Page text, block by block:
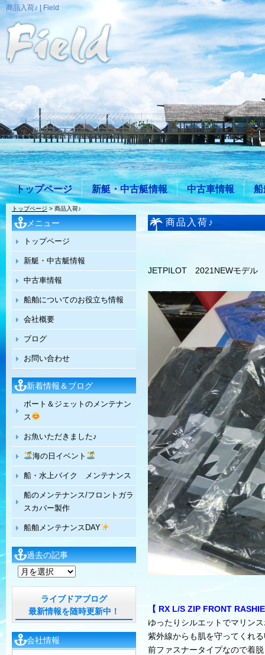
商品入荷♪ | Field
トップページ 新艇・中古艇情報 中古車情報 船
トップページ > 商品入荷♪
商品入荷♪
JETPILOT 2021NEWモデル
【 RX L/S ZIP FRONT
ゆったりシルエットでマリン
紫外線からも肌を守ってくれ
前ファスナータイプなので着
メニュー
トップページ
新艇・中古艇情報
中古車情報
船舶についてのお役立ち情報
会社概要
ブログ
お問い合わせ
新着情報＆ブログ
ボート＆ジェットのメンテナン
ス
お魚いただきました♪
海の日イベント
船・水上バイク メンテナンス
船のメンテナンス/フロントガラ
スカバー製作
船舶メンテナンスDAY
過去の記事
の
記
事
ライブドアブログ
最新情報を随時更新中！
会社情報